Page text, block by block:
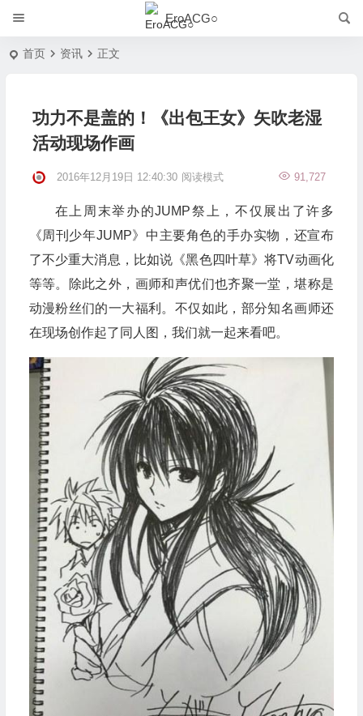
EroACG○
首页 资讯 正文
功力不是盖的！《出包王女》矢吹老湿
活动现场作画
2016年12月19日 12:40:30 91,727
阅读模式
在上周末举办的JUMP祭上，不仅展出了许多
《周刊少年JUMP》中主要角色的手办实物，还宣布
了不少重大消息，比如说《黑色四叶草》将TV动画化
等等。除此之外，画师和声优们也齐聚一堂，堪称是
动漫粉丝们的一大福利。不仅如此，部分知名画师还
在现场创作起了同人图，我们就一起来看吧。